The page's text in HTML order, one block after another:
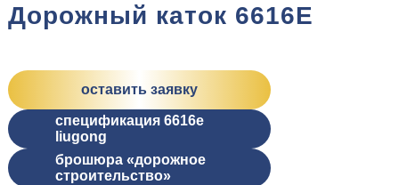
Дорожный каток 6616E
оставить заявку
спецификация 6616e
liugong
брошюра «дорожное
строительство»